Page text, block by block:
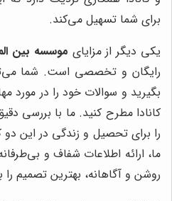
برای شما تسهیل می‌کند.
یکی دیگر از مزایای موسسه بین
رایگان و تخصصی است. شما
بگیرید و سوالات خود را در مورد
کانادا مطرح کنید. ما با بررسی
را برای تحصیل و زندگی در این
ما، ارائه اطلاعات شفاف و
روشن و آگاهانه، بهترین تصمیم را